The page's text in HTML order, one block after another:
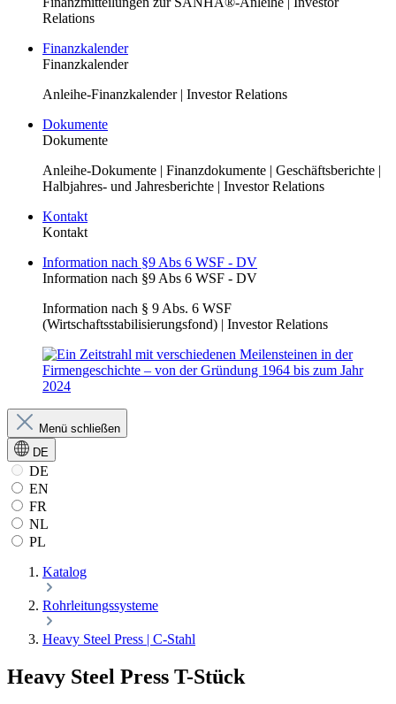
Relations
Finanzkalender
Finanzkalender
Anleihe-Finanzkalender | Investor Relations
Dokumente
Dokumente
Anleihe-Dokumente | Finanzdokumente | Geschäftsberichte |
Halbjahres- und Jahresberichte | Investor Relations
Kontakt
Kontakt
Information nach §9 Abs 6 WSF - DV
Information nach §9 Abs 6 WSF - DV
Information nach § 9 Abs. 6 WSF
(Wirtschaftsstabilisierungsfond) | Investor Relations
Menü schließen
DE
DE
EN
FR
NL
PL
Katalog
Rohrleitungssysteme
Heavy Steel Press | C-Stahl
Heavy Steel Press T-Stück